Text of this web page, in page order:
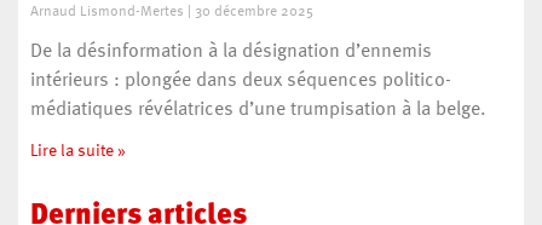
Arnaud Lismond-Mertes 30 décembre 2025
De la désinformation à la désignation d’ennemis
intérieurs : plongée dans deux séquences politico-
médiatiques révélatrices d’une trumpisation à la belge.
Lire la suite »
Derniers articles